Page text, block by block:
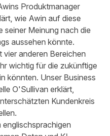
Produktmanager
wie Awin auf diese
seiner Meinung nach die
aussehen könnte.
vier anderen Bereichen
wichtig für die zukünftige
könnten. Unser Business
O'Sullivan erklärt,
Kundenkreis
englischsprachigen